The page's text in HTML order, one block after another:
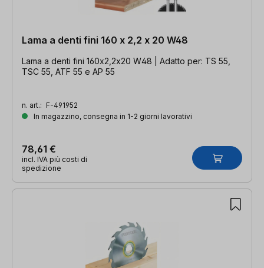
Lama a denti fini 160 x 2,2 x 20 W48
Lama a denti fini 160x2,2x20 W48 | Adatto per: TS 55,
TSC 55, ATF 55 e AP 55
n. art.: F-491952
In magazzino, consegna in 1-2 giorni lavorativi
78,61 €
incl. IVA più costi di
spedizione